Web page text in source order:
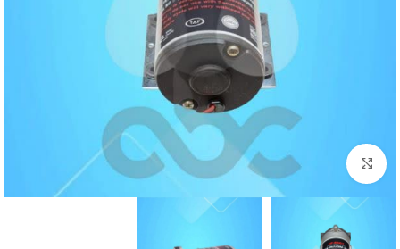
برای بزرگنمایی کلیک کنید